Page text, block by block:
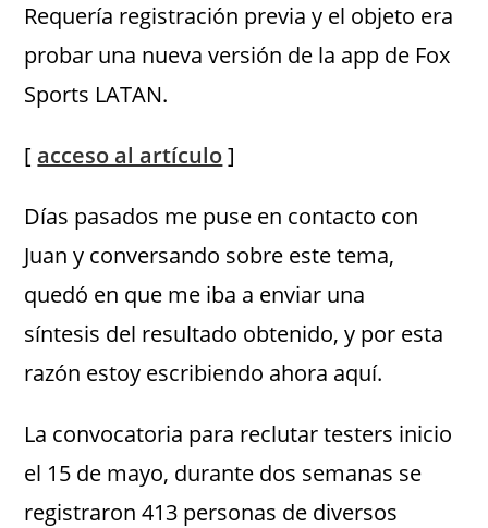
Requería registración previa y el objeto era
probar una nueva versión de la app de Fox
Sports LATAN.
[ acceso al artículo]
Días pasados me puse en contacto con
Juan y conversando sobre este tema,
quedó en que me iba a enviar una
síntesis del resultado obtenido, y por esta
razón estoy escribiendo ahora aquí.
La convocatoria para reclutar testers inicio
el 15 de mayo, durante dos semanas se
registraron 413 personas de diversos